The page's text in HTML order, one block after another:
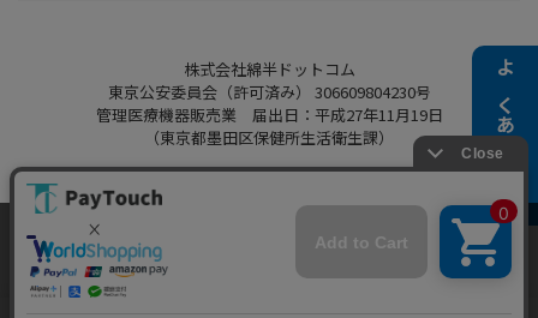
よくある質問
株式会社綿半ドットコム
東京公安委員会（許可済み） 306609804230号
管理医療機器販売業 届出日：平成27年11月19日
（東京都墨田区保健所生活衛生課）
Copyright 2022
Powered by Watahan Partners Co., Ltd.
当ウェブサイトでは、お客様により良いサービス
をご提供するため、クッキーを利用しています。
サイト利用を継続することにより、クッキーの使
同意する